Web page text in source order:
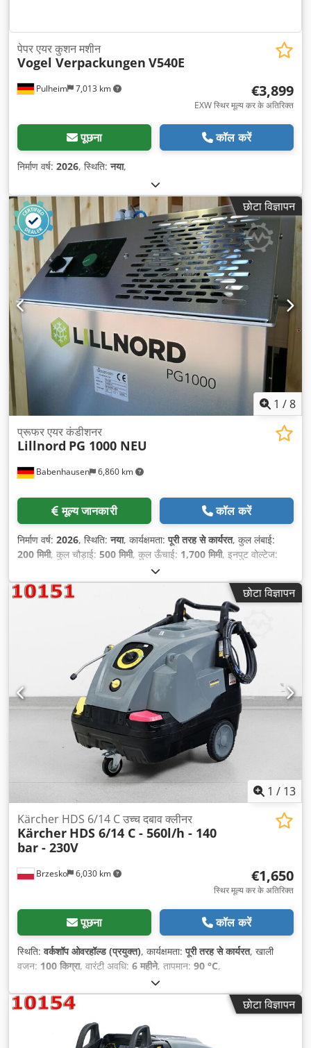
Pulheim 7,013 km
पेपर एयर कुशन मशीन
Vogel Verpackungen V540E
€3,899
EXW स्थिर मूल्य कर के अतिरिक्त
पूछना कॉल करें
निर्माण वर्ष: 2026, स्थिति:नया,
छोटा विज्ञापन
1 /8
Babenhausen 6,860 km
प्रूफर एयर कंडीशनर
Lillnord PG 1000 NEU
मूल्य जानकारी कॉल करें
निर्माण वर्ष: 2026, स्थिति:नया, कार्यक्षमता:पूरी तरह से कार्यरत, कुल लंबाई:
200 मिमी, कुल चौड़ाई: 500 मिमी, कुल ऊँचाई: 1,700 मिमी, इनपुट वोल्टेज:
, DGUV प्रमाणित, मान्य है जब तक:
09/2027, इनपुट करेंट का प्रकार:तीन-चरणीय, मशीन/वाहन संख्या:2026,
छोटा विज्ञापन
1 / 13
Brzesko 6,030 km
Kärcher HDS 6/14 C उच्च दबाव क्लीनर
Kärcher HDS 6/14 C - 560l/h - 140
bar - 230V
€1,650
स्थिर मूल्य कर के अतिरिक्त
पूछना कॉल करें
स्थिति:वर्कशॉप ओवरहॉल्ड (प्रयुक्त), कार्यक्षमता:पूरी तरह से कार्यरत, खाली
वजन: 100 किग्रा, वारंटी अवधि: 6 महीने, तापमान: 90 °C,
छोटा विज्ञापन